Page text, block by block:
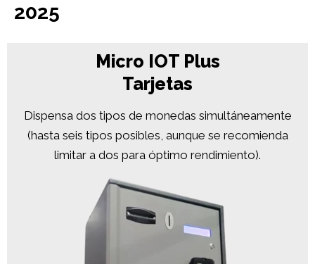
2025
Micro IOT Plus
Tarjetas
Dispensa dos tipos de monedas simultáneamente
(hasta seis tipos posibles, aunque se recomienda
limitar a dos para óptimo rendimiento).